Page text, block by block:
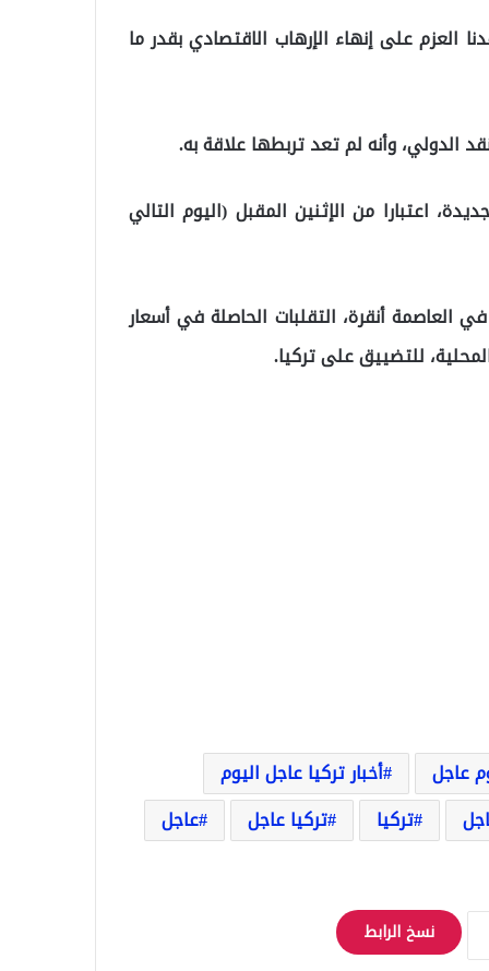
العزم على إنهاء الإرهاب الاقتصادي بقدر ما
الدولي، وأنه لم تعد تربطها علاقة به.
اعتبارا من الإثنين المقبل (اليوم التالي
العاصمة أنقرة، التقلبات الحاصلة في أسعار
للتضييق على تركيا.
عاجل
أخبار تركيا عاجل اليوم
تركيا تركيا عاجل
عاجل
نسخ الرابط